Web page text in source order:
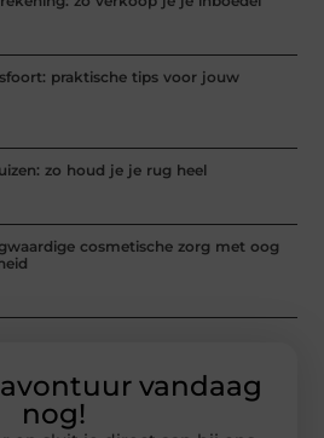
praktische tips voor jouw
zo houd je je rug heel
cosmetische zorg met oog
vandaag
nog!